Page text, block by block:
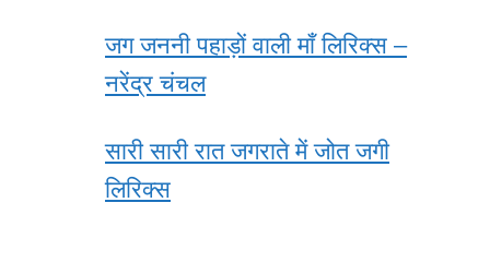
जग जननी पहाड़ों वाली माँ लिरिक्स –
नरेंद्र चंचल
सारी सारी रात जगराते में जोत जगी
लिरिक्स